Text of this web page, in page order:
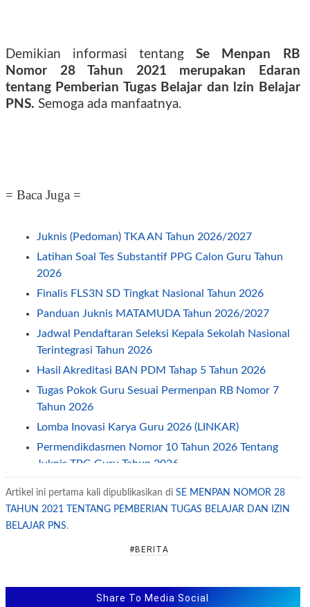
Demikian informasi tentangSe Menpan RB
Nomor 28 Tahun 2021 merupakan Edaran
tentang Pemberian Tugas Belajar dan lzin Belajar
PNS. Semoga ada manfaatnya.
= Baca Juga =
Juknis (Pedoman) TKA AN Tahun 2026/2027
Latihan Soal Tes Substantif PPG Calon Guru Tahun
2026
Finalis FLS3N SD Tingkat Nasional Tahun 2026
Panduan Juknis MATAMUDA Tahun 2026/2027
Jadwal Pendaftaran Seleksi Kepala Sekolah Nasional
Terintegrasi Tahun 2026
Hasil Akreditasi BAN PDM Tahap 5 Tahun 2026
Tugas Pokok Guru Sesuai Permenpan RB Nomor 7
Tahun 2026
Lomba Inovasi Karya Guru 2026 (LINKAR)
Permendikdasmen Nomor 10 Tahun 2026 Tentang
Juknis TPG Guru Tahun 2026
Petunjuk Teknis Juknis TPG Guru Non ASN Tahun
2026
Juknis BOS 2026
Artikel ini pertama kali dipublikasikan di SE MENPAN NOMOR 28
TAHUN 2021 TENTANG PEMBERIAN TUGAS BELAJAR DAN IZIN
BELAJAR PNS.
#BERITA
Share To Media Social